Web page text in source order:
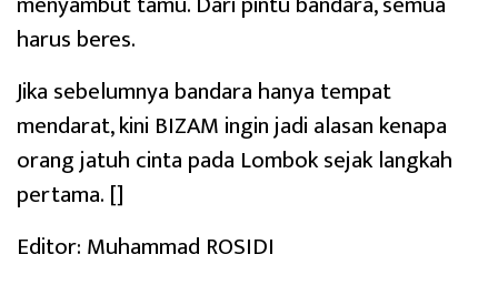
harus beres.
Jika sebelumnya bandara hanya tempat
mendarat, kini BIZAM ingin jadi alasan kenapa
orang jatuh cinta pada Lombok sejak langkah
pertama. []
Editor: Muhammad ROSIDI